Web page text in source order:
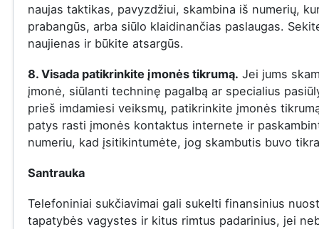
naujas taktikas, pavyzdžiui, skambina iš numerių,
prabangūs, arba siūlo klaidinančias paslaugas.
naujienas ir būkite atsargūs.
8. Visada patikrinkite įmonės tikrumą. Jei jums
įmonė, siūlanti techninę pagalbą ar specialius
prieš imdamiesi veiksmų, patikrinkite įmonės
patys rasti įmonės kontaktus internete ir
numeriu, kad įsitikintumėte, jog skambutis buvo
Santrauka
Telefoniniai sukčiavimai gali sukelti finansinius
tapatybės vagystes ir kitus rimtus padarinius, jei